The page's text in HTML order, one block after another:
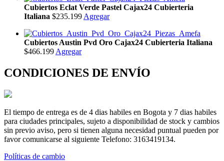
Cubiertos Eclat Verde Pastel Cajax24 Cubierteria
Italiana $235.199 Agregar
Cubiertos Austin Pvd Oro Cajax24 Cubierteria Italiana
$466.199 Agregar
CONDICIONES DE ENVÍO
El tiempo de entrega es de 4 dias habiles en Bogota y 7 dias habiles
para ciudades principales, sujeto a disponibilidad de stock y cambios
sin previo aviso, pero si tienen alguna necesidad puntual pueden por
favor comunicarse al siguiente Telefono: 3163419134.
Políticas de cambio